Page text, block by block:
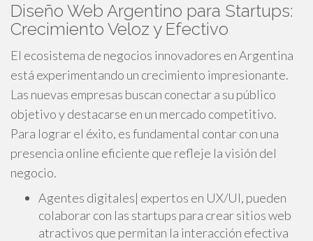
Diseño Web Argentino para Startups:
Crecimiento Veloz y Efectivo
El ecosistema de negocios innovadores en Argentina
está experimentando un crecimiento impresionante.
Las nuevas empresas buscan conectar a su público
objetivo y destacarse en un mercado competitivo.
Para lograr el éxito, es fundamental contar con una
presencia online eficiente que refleje la visión del
negocio.
Agentes digitales| expertos en UX/UI, pueden
colaborar con las startups para crear sitios web
atractivos que permitan la interacción efectiva